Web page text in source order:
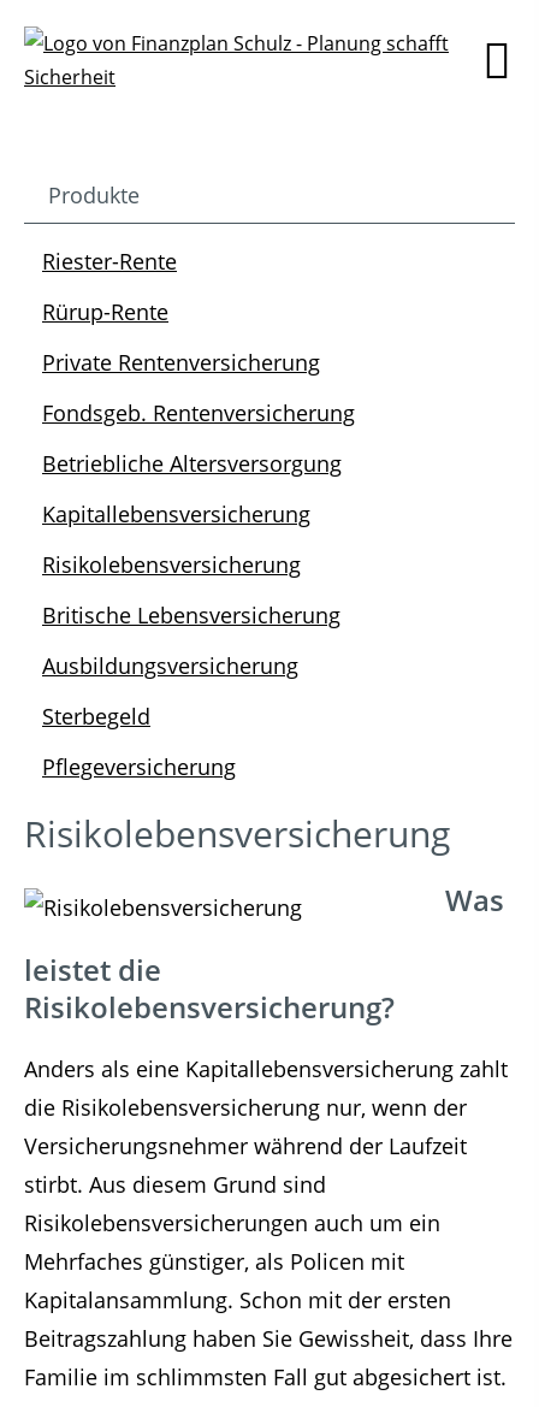
Produkte
Riester-Rente
Rürup-Rente
Private Rentenversicherung
Fondsgeb. Rentenversicherung
Betriebliche Altersversorgung
Kapitallebensversicherung
Risikolebensversicherung
Britische Lebensversicherung
Ausbildungsversicherung
Sterbegeld
Pflegeversicherung
Risikolebensversicherung
Was
leistet die
Risikolebensversicherung?
Anders als eine Kapitallebensversicherung zahlt
die Risikolebensversicherung nur, wenn der
Versicherungsnehmer während der Laufzeit
stirbt. Aus diesem Grund sind
Risikolebensversicherungen auch um ein
Mehrfaches günstiger, als Policen mit
Kapitalansammlung. Schon mit der ersten
Beitragszahlung haben Sie Gewissheit, dass Ihre
Familie im schlimmsten Fall gut abgesichert ist.